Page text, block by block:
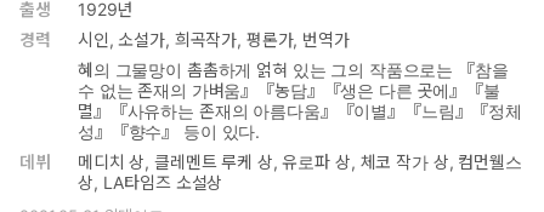
한 사람의 인생이 역사에서 자유로울 수 있을까? 사소한 우연이든
의미심장한 우연이든, 우리는 그것을 운명으로 받아들여야 할까? 쿤
데라는 베토벤의 곡을 빌어 해답을 찾고자 한다. “Es Muss
Sein!\”(그래야만 한다!)
네 남녀의 사랑 이야기를 따라 흘러가는 이 소설의 배경에는 1960
년대 체코와 1970년대 유럽을 뒤흔들어 놓은 시련이 깔려 있다.
지금은 멀어져 버렸지만 쿤데라의 작품 한복판에 주인공인 양 요
출생
1929년
경력
시인, 소설가, 희곡작가, 평론가, 번역가
혜의 그물망이 촘촘하게 얽혀 있는 그의 작품으로는 『참을
수 없는 존재의 가벼움』『농담』『생은 다른 곳에』『불
멸』『사유하는 존재의 아름다움』『이별』『느림』『정체
성』『향수』 등이 있다.
데뷔
메디치 상, 클레멘트 루케 상, 유로파 상, 체코 작가 상, 컴먼웰스
상, LA타임즈 소설상